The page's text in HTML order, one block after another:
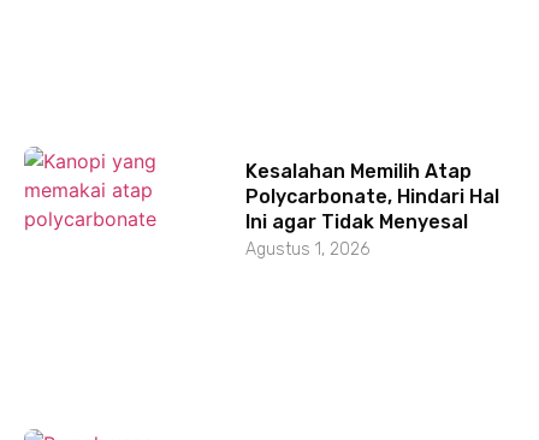
Kesalahan Memilih Atap
Polycarbonate, Hindari Hal
Ini agar Tidak Menyesal
Agustus 1, 2026